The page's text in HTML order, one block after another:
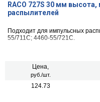
RACO 727S 30 мм
распылителей
Подходит для импульсных
55/711С; 4460-55/721С.
Цена,
руб./шт.
124.73